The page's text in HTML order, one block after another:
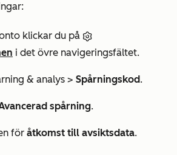
klickar du på
i det övre navigeringsfältet.
& analys > Spårningskod.
spårning.
för åtkomst till avsiktsdata.